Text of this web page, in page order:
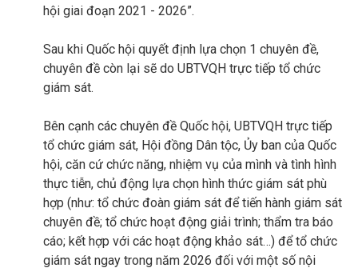
hội giai đoạn 2021 - 2026”.
Sau khi Quốc hội quyết định lựa chọn 1 chuyên đề,
chuyên đề còn lại sẽ do UBTVQH trực tiếp tổ chức
giám sát.
Bên cạnh các chuyên đề Quốc hội, UBTVQH trực tiếp
tổ chức giám sát, Hội đồng Dân tộc, Ủy ban của Quốc
hội, căn cứ chức năng, nhiệm vụ của mình và tình hình
thực tiễn, chủ động lựa chọn hình thức giám sát phù
hợp (như: tổ chức đoàn giám sát để tiến hành giám sát
chuyên đề; tổ chức hoạt động giải trình; thẩm tra báo
cáo; kết hợp với các hoạt động khảo sát…) để tổ chức
giám sát ngay trong năm 2026 đối với một số nội